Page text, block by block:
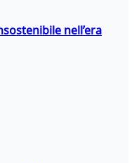
nell’era